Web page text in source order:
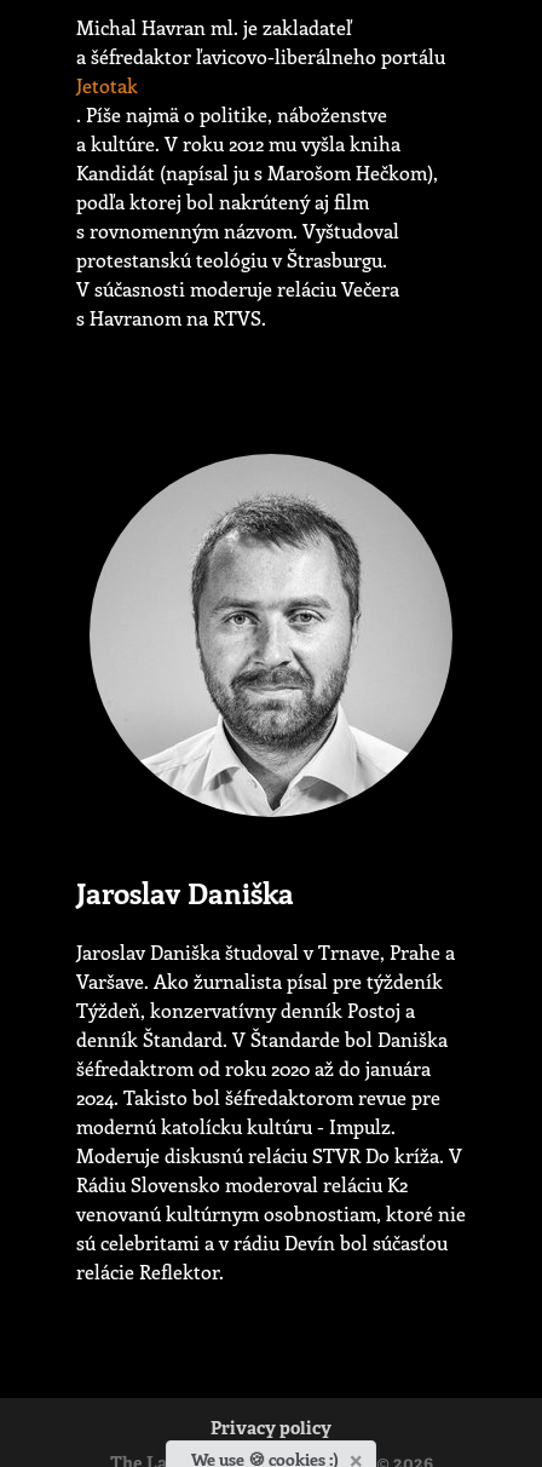
Michal Havran ml. je zakladateľ
a šéfredaktor ľavicovo-liberálneho portálu
Jetotak
. Píše najmä o politike, náboženstve
a kultúre. V roku 2012 mu vyšla kniha
Kandidát (napísal ju s Marošom Hečkom),
podľa ktorej bol nakrútený aj film
s rovnomenným názvom. Vyštudoval
protestanskú teológiu v Štrasburgu.
V súčasnosti moderuje reláciu Večera
s Havranom na RTVS.
Jaroslav Daniška
Jaroslav Daniška študoval v Trnave, Prahe a
Varšave. Ako žurnalista písal pre týždeník
Týždeň, konzervatívny denník Postoj a
denník Štandard. V Štandarde bol Daniška
šéfredaktrom od roku 2020 až do januára
2024. Takisto bol šéfredaktorom revue pre
modernú katolícku kultúru - Impulz.
Moderuje diskusnú reláciu STVR Do kríža. V
Rádiu Slovensko moderoval reláciu K2
venovanú kultúrnym osobnostiam, ktoré nie
sú celebritami a v rádiu Devín bol súčasťou
relácie Reflektor.
Privacy policy
We use 🍪 cookies :) ×